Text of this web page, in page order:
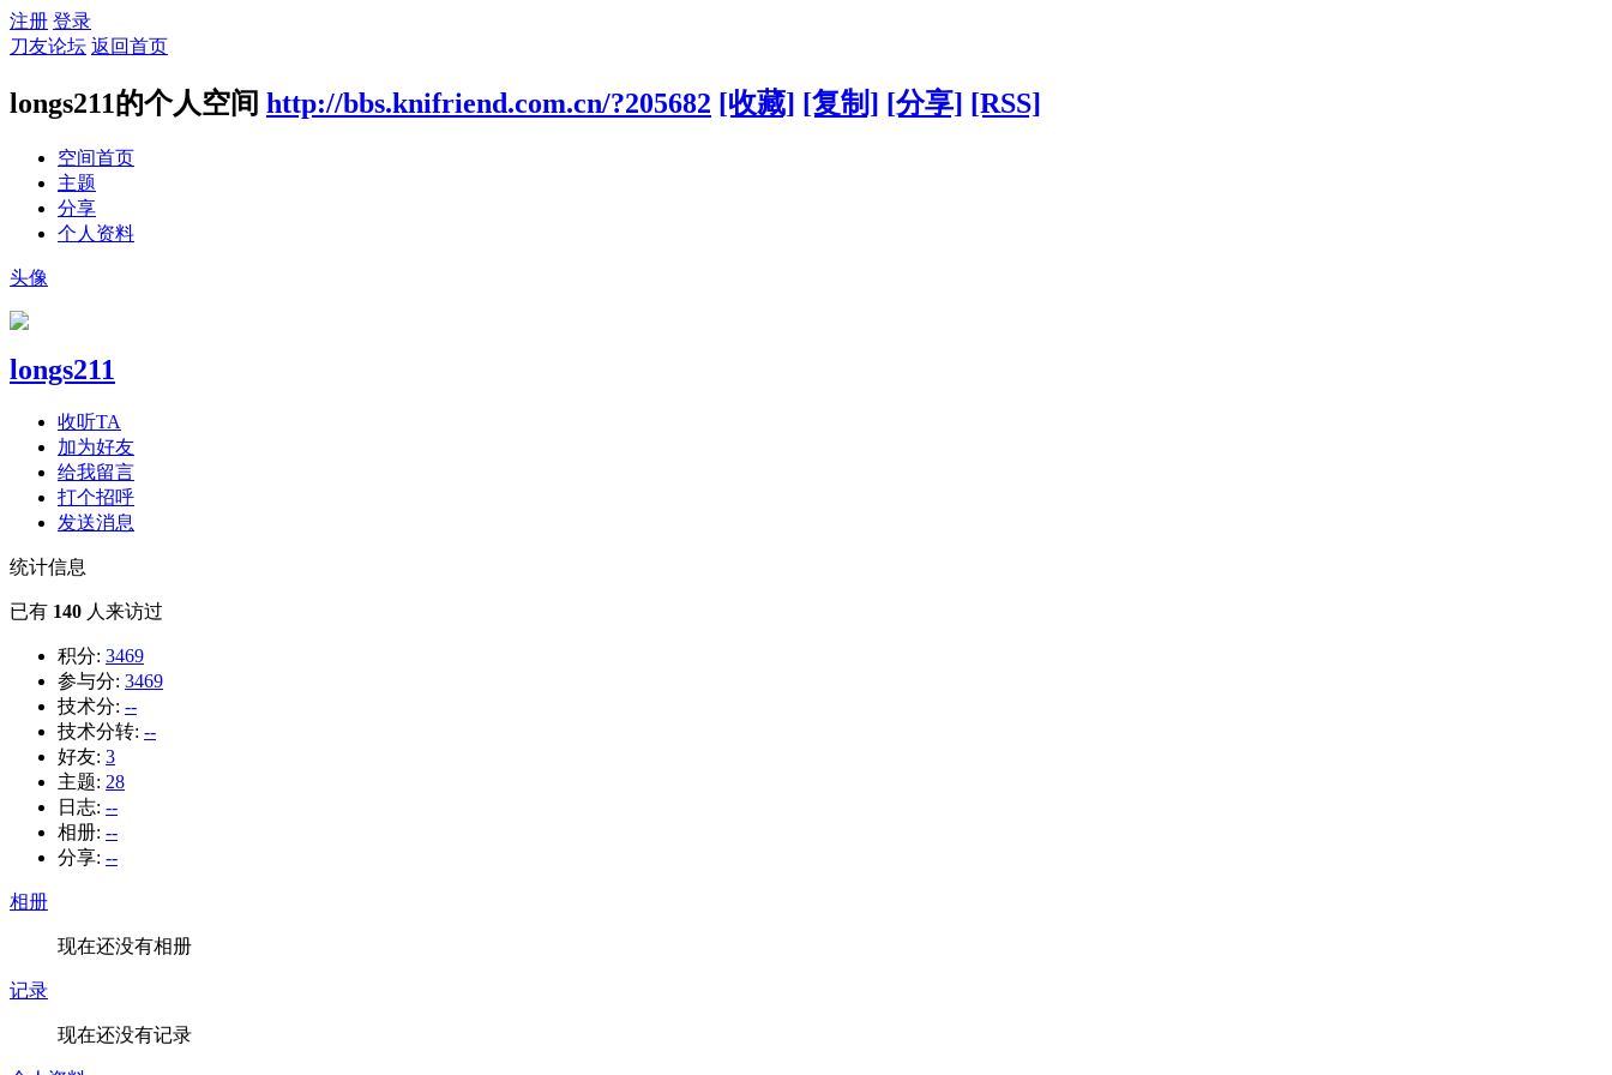
注册 登录
刀友论坛 返回首页
longs211的个人空间 http://bbs.knifriend.com.cn/?205682 [收藏] [复制] [分享] [RSS]
空间首页
主题
分享
个人资料
头像
longs211
收听TA
加为好友
给我留言
打个招呼
发送消息
统计信息
已有 140 人来访过
积分: 3469
参与分: 3469
技术分: --
技术分转: --
好友: 3
主题: 28
日志: --
相册: --
分享: --
相册
现在还没有相册
记录
现在还没有记录